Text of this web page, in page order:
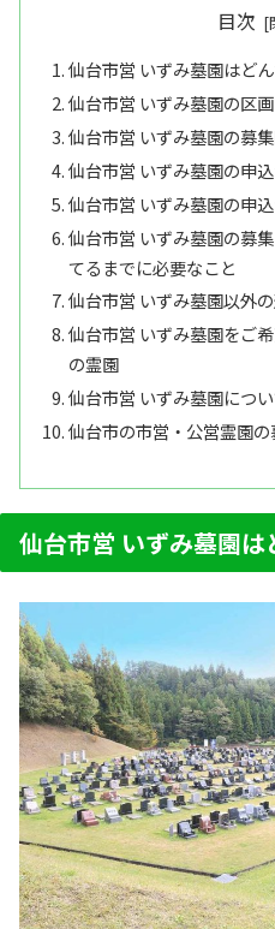
目次
仙台市営 いずみ墓園はど
仙台市営 いずみ墓園の区画
仙台市営 いずみ墓園の募
仙台市営 いずみ墓園の申
仙台市営 いずみ墓園の申
仙台市営 いずみ墓園の募
てるまでに必要なこと
仙台市営 いずみ墓園以外
仙台市営 いずみ墓園をご
の霊園
仙台市営 いずみ墓園につ
仙台市の市営・公営霊園
仙台市営 いずみ墓園は